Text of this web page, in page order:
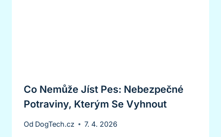
Co Nemůže Jíst Pes: Nebezpečné
Potraviny, Kterým Se Vyhnout
Od DogTech.cz 7. 4. 2026